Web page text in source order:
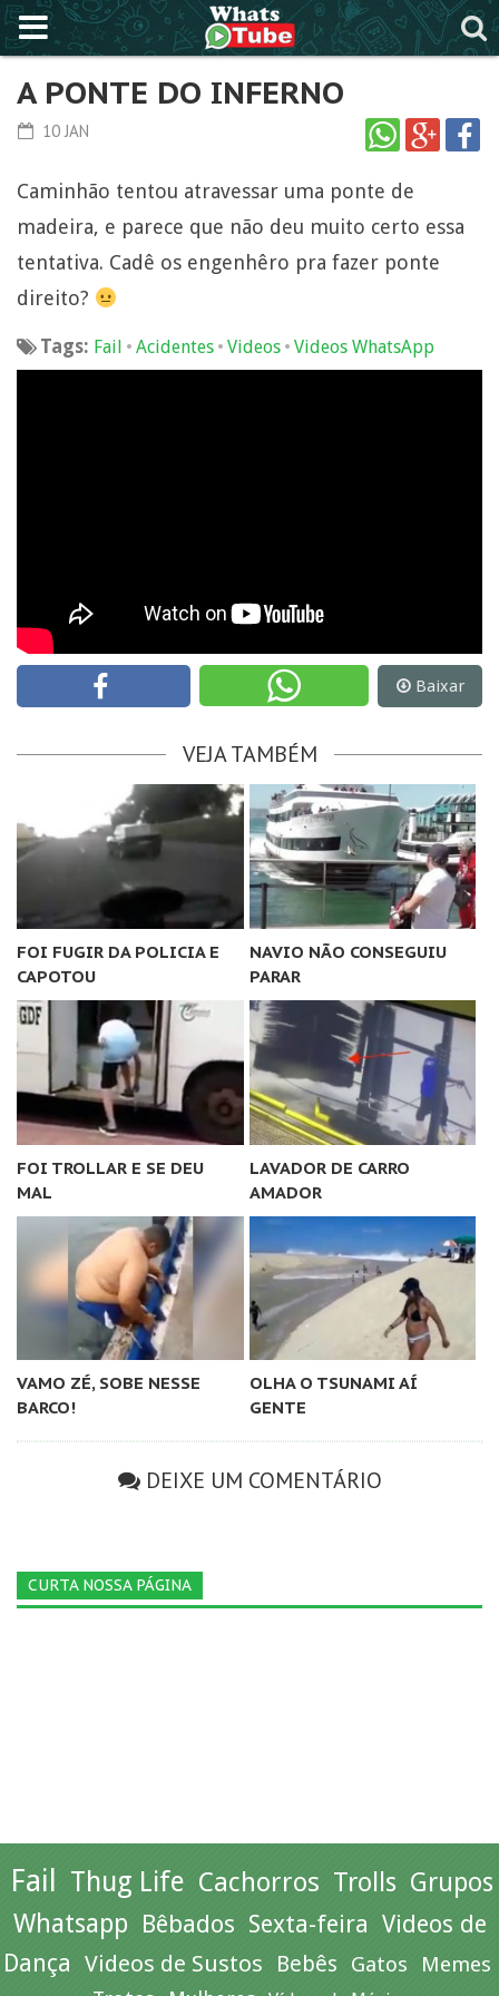
A PONTE DO INFERNO
10 JAN
Caminhão tentou atravessar uma ponte de
madeira, e parece que não deu muito certo essa
tentativa. Cadê os engenhêro pra fazer ponte
direito?
Tags: Fail • Acidentes • Videos • Videos WhatsApp
Baixar
VEJA TAMBÉM
FOI FUGIR DA POLICIA E
CAPOTOU
NAVIO NÃO CONSEGUIU
PARAR
FOI TROLLAR E SE DEU
MAL
LAVADOR DE CARRO
AMADOR
VAMO ZÉ, SOBE NESSE
BARCO!
OLHA O TSUNAMI AÍ
GENTE
DEIXE UM COMENTÁRIO
CURTA NOSSA PÁGINA
Fail Thug Life Cachorros Trolls Grupos
Whatsapp Bêbados Sexta-feira Videos de
Dança Videos de Sustos Bebês Gatos Memes